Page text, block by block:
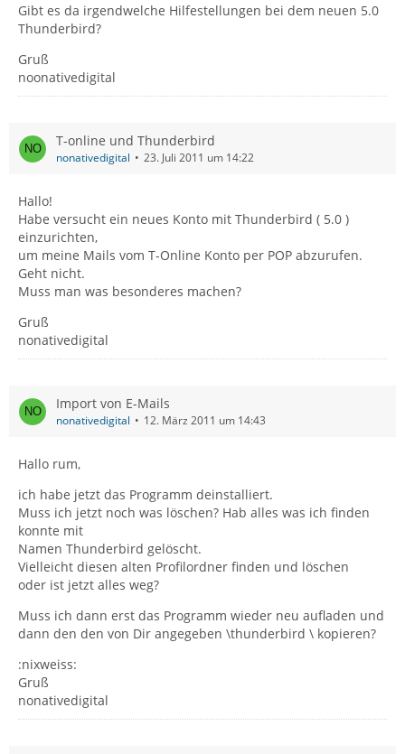
Gibt es da irgendwelche Hilfestellungen bei dem neuen 5.0
Thunderbird?
Gruß
noonativedigital
T-online und Thunderbird
nonativedigital 23. Juli 2011 um 14:22
Hallo!
Habe versucht ein neues Konto mit Thunderbird ( 5.0 )
einzurichten,
um meine Mails vom T-Online Konto per POP abzurufen.
Geht nicht.
Muss man was besonderes machen?
Gruß
nonativedigital
Import von E-Mails
nonativedigital 12. März 2011 um 14:43
Hallo rum,
ich habe jetzt das Programm deinstalliert.
Muss ich jetzt noch was löschen? Hab alles was ich finden
konnte mit
Namen Thunderbird gelöscht.
Vielleicht diesen alten Profilordner finden und löschen
oder ist jetzt alles weg?
Muss ich dann erst das Programm wieder neu aufladen und
dann den den von Dir angegeben \thunderbird \ kopieren?
:nixweiss:
Gruß
nonativedigital